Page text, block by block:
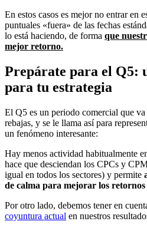
En estos casos es mejor no entrar en
puntuales «fuera» de las fechas
lo está haciendo, de forma que
mejor retorno.
Prepárate para el Q5:
para tu estrategia
El Q5 es un periodo comercial que
rebajas, y se le llama así para
un fenómeno interesante:
Hay menos actividad habitualmente
hace que desciendan los CPCs y
igual en todos los sectores) y permite
de calma para mejorar los retornos
Por otro lado, debemos tener en
coyuntura actual en nuestros